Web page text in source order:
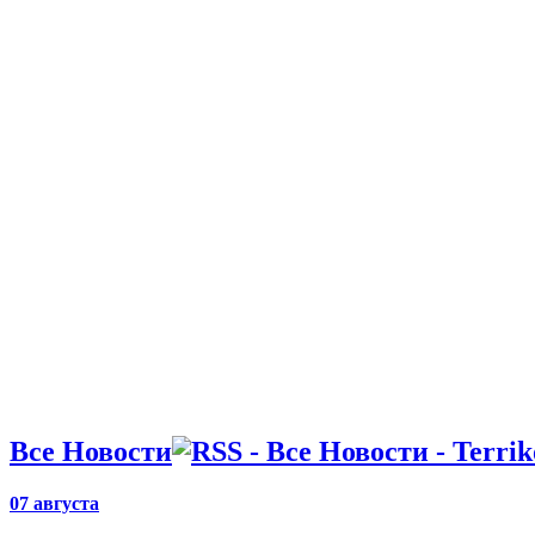
Все Новости
07 августа